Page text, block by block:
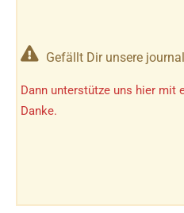
Gefällt Dir unsere
Dann unterstütze uns hier mit
Danke.